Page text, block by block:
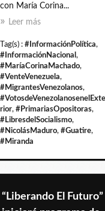
con María Corina...
Leer más
Tag(s) : #InformaciónPolítica,
#InformaciónNacional ,
#MaríaCorinaMachado,
#VenteVenezuela,
#MigrantesVenezolanos,
#VotosdeVenezolanosenelExte
rior, #PrimariasOpositoras,
#LibresdelSocialismo,
#NicolásMaduro, #Guatire,
#Miranda
“Liberando El Futuro”